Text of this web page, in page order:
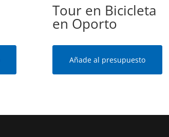
Tour en Bicicleta
en Oporto
Añade al presupuesto